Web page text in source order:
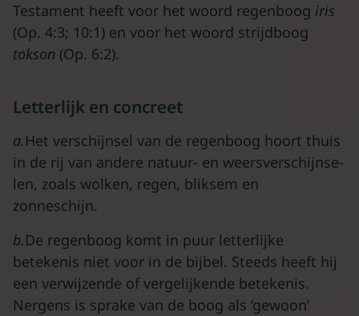
Testament heeft voor het woord regenboog iris
(Op. 4:3; 10:1) en voor het woord strijdboog
tokson (Op. 6:2).
Letterlijk en concreet
a.Het verschijnsel van de regenboog hoort thuis
in de rij van andere natuur- en weersverschijnse-
len, zoals wolken, regen, bliksem en
zonneschijn.
b.De regenboog komt in puur letterlijke
betekenis niet voor in de bijbel. Steeds heeft hij
een verwijzende of vergelijkende betekenis.
Nergens is sprake van de boog als ‘gewoon’